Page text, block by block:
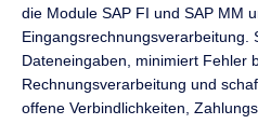
die Module SAP FI und SAP MM
Eingangsrechnungsverarbeitung.
Dateneingaben, minimiert Fehler
Rechnungsverarbeitung und
offene Verbindlichkeiten,